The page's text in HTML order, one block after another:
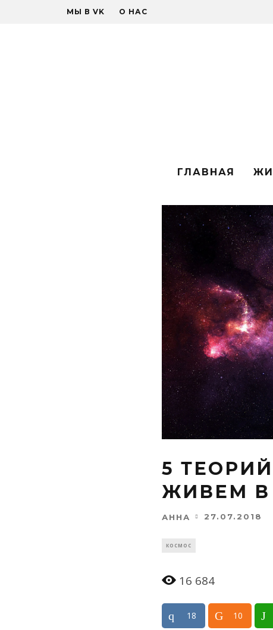
МЫ В VK О НАС
ГЛАВНАЯ
5
ЖИВЕМ В
АННА 27.07.2018
КОСМОС
16 684
18 10